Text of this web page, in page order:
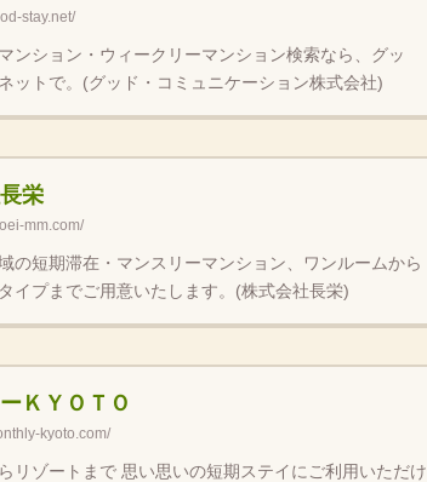
stay.net/
ンション・ウィークリーマンション検索なら、グッ
ットで。(グッド・コミュニケーション株式会社)
栄
mm.com/
の短期滞在・マンスリーマンション、ワンルームから
イプまでご用意いたします。(株式会社長栄)
ＫＹＯＴＯ
kyoto.com/
リゾートまで 思い思いの短期ステイにご利用いただけ